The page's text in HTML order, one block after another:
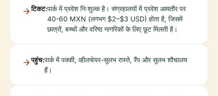
टिकट:पार्क में प्रवेश निःशुल्क है। संग्रहालयों में प्रवेश आमतौर पर
40-60 MXN (लगभग $2–$3 USD) होता है, जिसमें
छात्रों, बच्चों और वरिष्ठ नागरिकों के लिए छूट मिलती है।
पहुंच:पार्क में पक्की, व्हीलचेयर-सुलभ रास्ते, रैंप और सुलभ शौचालय
हैं।